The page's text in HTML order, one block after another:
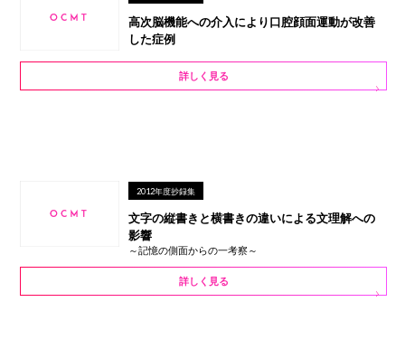
高次脳機能への介入により口腔顔面運動が改善
した症例
詳しく見る
2012年度抄録集
文字の縦書きと横書きの違いによる文理解への
影響
～記憶の側面からの一考察～
詳しく見る